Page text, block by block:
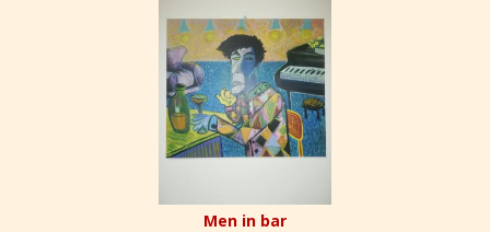
Men in bar